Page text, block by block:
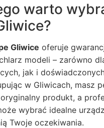
warto
Gliwice oferuje
modeli – zarówno
jak i
w Gliwicach, masz
produkt, a
wybrać idealne
Twoje oczekiwania.